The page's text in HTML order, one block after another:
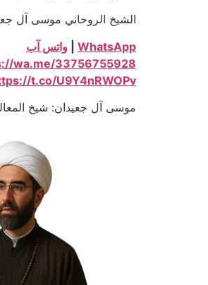
الشيخ الروحاني موسى آل جعيدان
WhatsApp
واتس آب
wa.me/33756755928
t.co/U9Y4nRWOPv
موسى آل جعيدان: شيخ